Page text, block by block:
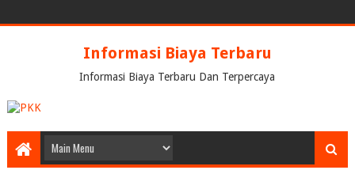
Informasi Biaya Terbaru
Informasi Biaya Terbaru Dan Terpercaya